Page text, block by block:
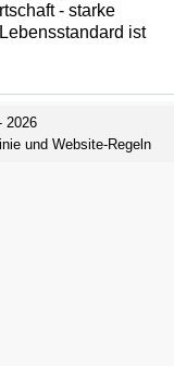
- starke
ist
2026
und Website-Regeln